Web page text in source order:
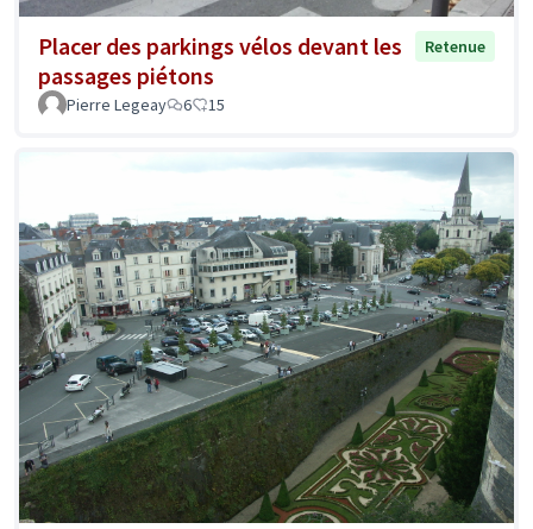
Placer des parkings vélos devant les
passages piétons
Retenue
Pierre Legeay 6 15